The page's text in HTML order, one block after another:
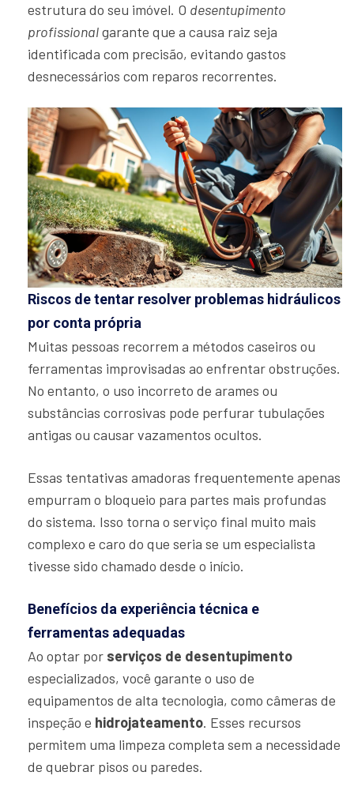
estrutura do seu imóvel. O desentupimento
profissionalgarante que a causa raiz seja
identificada com precisão, evitando gastos
desnecessários com reparos recorrentes.
Riscos de tentar resolver problemas hidráulicos
por conta própria
Muitas pessoas recorrem a métodos caseiros ou
ferramentas improvisadas ao enfrentar obstruções.
No entanto, o uso incorreto de arames ou
substâncias corrosivas pode perfurar tubulações
antigas ou causar vazamentos ocultos.
Essas tentativas amadoras frequentemente apenas
empurram o bloqueio para partes mais profundas
do sistema. Isso torna o serviço final muito mais
complexo e caro do que seria se um especialista
tivesse sido chamado desde o início.
Benefícios da experiência técnica e
ferramentas adequadas
Ao optar por serviços de desentupimento
especializados, você garante o uso de
equipamentos de alta tecnologia, como câmeras de
inspeção e hidrojateamento. Esses recursos
permitem uma limpeza completa sem a necessidade
de quebrar pisos ou paredes.